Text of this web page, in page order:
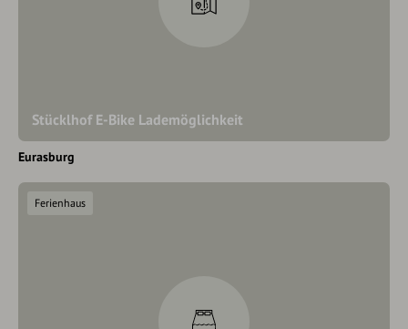
Stücklhof E-Bike Lademöglichkeit
Eurasburg
Ferienhaus